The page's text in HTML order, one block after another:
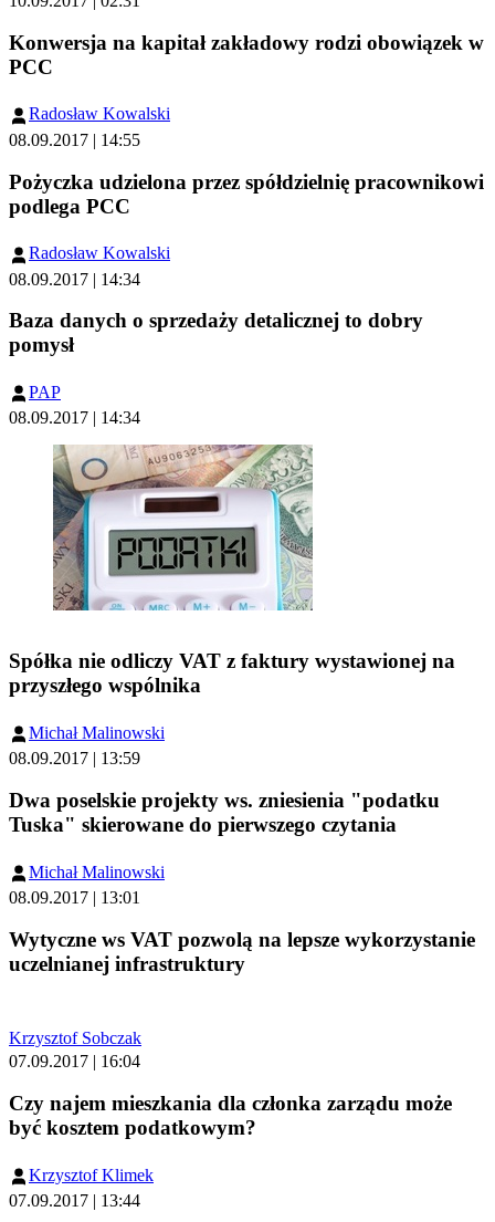
Konwersja na kapitał zakładowy rodzi obowiązek w
PCC
Radosław Kowalski
08.09.2017 | 14:55
Pożyczka udzielona przez spółdzielnię pracownikowi
podlega PCC
Radosław Kowalski
08.09.2017 | 14:34
Baza danych o sprzedaży detalicznej to dobry
pomysł
PAP
08.09.2017 | 14:34
Spółka nie odliczy VAT z faktury wystawionej na
przyszłego wspólnika
Michał Malinowski
08.09.2017 | 13:59
Dwa poselskie projekty ws. zniesienia "podatku
Tuska" skierowane do pierwszego czytania
Michał Malinowski
08.09.2017 | 13:01
Wytyczne ws VAT pozwolą na lepsze wykorzystanie
uczelnianej infrastruktury
Krzysztof Sobczak
07.09.2017 | 16:04
Czy najem mieszkania dla członka zarządu może
być kosztem podatkowym?
Krzysztof Klimek
07.09.2017 | 13:44